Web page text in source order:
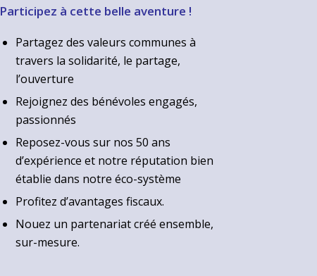
Participez à cette belle aventure !
Partagez des valeurs communes à
travers la solidarité, le partage,
l’ouverture
Rejoignez des bénévoles engagés,
passionnés
Reposez-vous sur nos 50 ans
d’expérience et notre réputation bien
établie dans notre éco-système
Profitez d’avantages fiscaux.
Nouez un partenariat créé ensemble,
sur-mesure.